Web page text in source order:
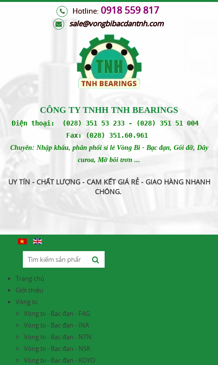
Hotline: 0918 559 817
sale@vongbibacdantnh.com
CÔNG TY TNHH TNH BEARINGS
Điện thoại: (028) 351 53 233 - (028) 351 51 004
Fax: (028) 351.60.961
Chuyên: Nhập khẩu, phân phối sỉ lẻ Vòng Bi - Bạc đạn, Gối đỡ, Dây
curoa, Mỡ bôi trơn ...
UY TÍN - CHẤT LƯỢNG - CAM KẾT GIÁ RẺ - GIAO HÀNG NHANH
CHÓNG.
Trang chủ
Giới thiệu
Vòng bi
Vòng bi - Bạc đạn - FAG
Vòng bi - Bạc đạn - INA
Vòng bi - Bạc đạn - NTN
Vòng bi - Bạc đạn - NSK
Vòng bi - Bạc đạn - KOYO